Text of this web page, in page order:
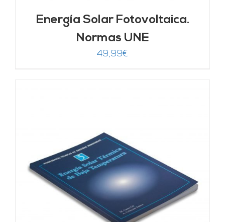
Energía Solar Fotovoltaica.
Normas UNE
49,99€